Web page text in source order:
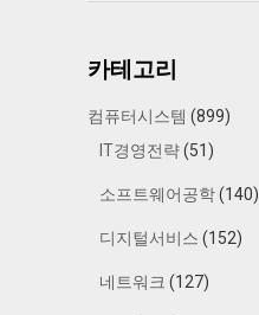
카테고리
컴퓨터시스템 (899)
IT경영전략(51)
소프트웨어공학(140)
디지털서비스 (152)
네트워크 (127)